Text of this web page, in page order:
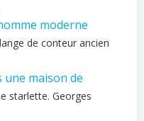
moderne
de conteur ancien
une maison de
starlette. Georges